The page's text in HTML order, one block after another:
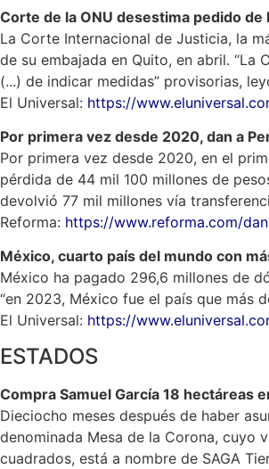
Corte de la ONU desestima pedido
La Corte Internacional de Justicia, la
de su embajada en Quito, en abril.
(...) de indicar medidas” provisorias,
El Universal: https://
Por primera vez desde 2020, dan a
Por primera vez desde 2020, en el
pérdida de 44 mil 100 millones de
devolvió 77 mil millones vía
Reforma: https://www.reforma.com/
México, cuarto país del mundo con
México ha pagado 296,6 millones de
“en 2023, México fue el país que más
El Universal: https://
ESTADOS
Compra Samuel García 18 hectáreas
Dieciocho meses después de haber
denominada Mesa de la Corona, cuyo
cuadrados, está a nombre de SAGA